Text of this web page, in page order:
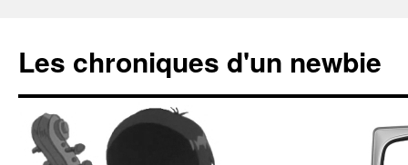
Les chroniques d'un newbie